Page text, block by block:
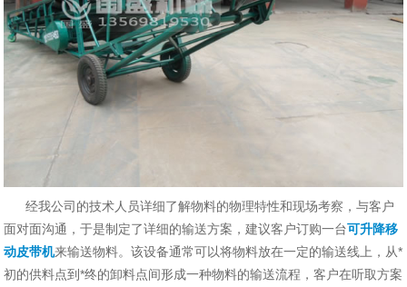
经我公司的技术人员详细了解物料的物理特性和现场考察，与客户
面对面沟通，于是制定了详细的输送方案，建议客户订购一台可升降移
动皮带机来输送物料。该设备通常可以将物料放在一定的输送线上，从*
初的供料点到*终的卸料点间形成一种物料的输送流程，客户在听取方案